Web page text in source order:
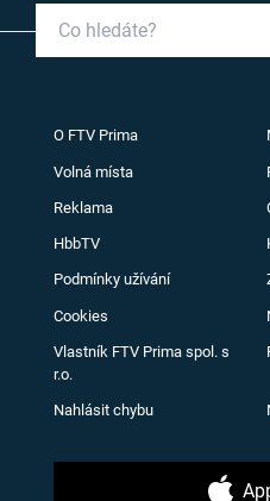
O FTV Prima
Volná místa
Reklama
HbbTV
Podmínky užívání
Cookies
Vlastník FTV Prima spol. s
r.o.
Nahlásit chybu